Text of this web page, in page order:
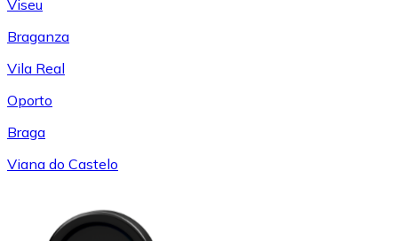
Viseu
Braganza
Vila Real
Oporto
Braga
Viana do Castelo